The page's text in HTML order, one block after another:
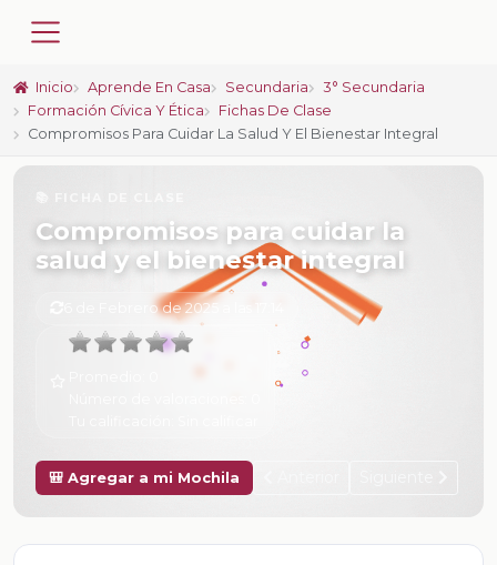
Inicio Aprende En Casa Secundaria
3° Secundaria
Formación Cívica Y Ética
Fichas De Clase
Compromisos Para Cuidar La Salud Y El Bienestar Integral
Compromisos para cuidar la
salud y el bienestar integral
6 de Febrero de 2025 a las 17:14
🎒 Agregar a mi Mochila